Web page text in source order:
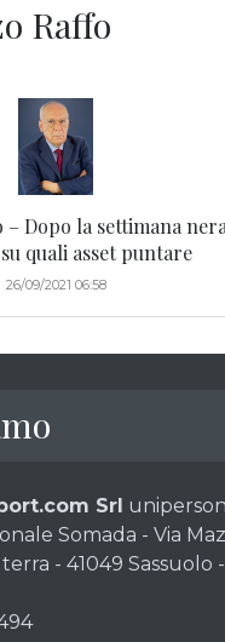
Raffo
Dopo la settimana nera
quali asset puntare
26/09/2021 06:58
Srl
Somada - Via
- 41049 Sassuolo